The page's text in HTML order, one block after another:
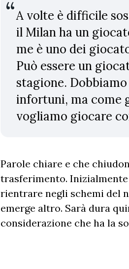
A volte è difficile
il Milan ha un
me è uno dei
Può essere un
stagione.
infortuni, ma come
vogliamo giocare
Parole chiare e che
trasferimento.
rientrare negli schemi del
emerge altro. Sarà dura
considerazione che ha la